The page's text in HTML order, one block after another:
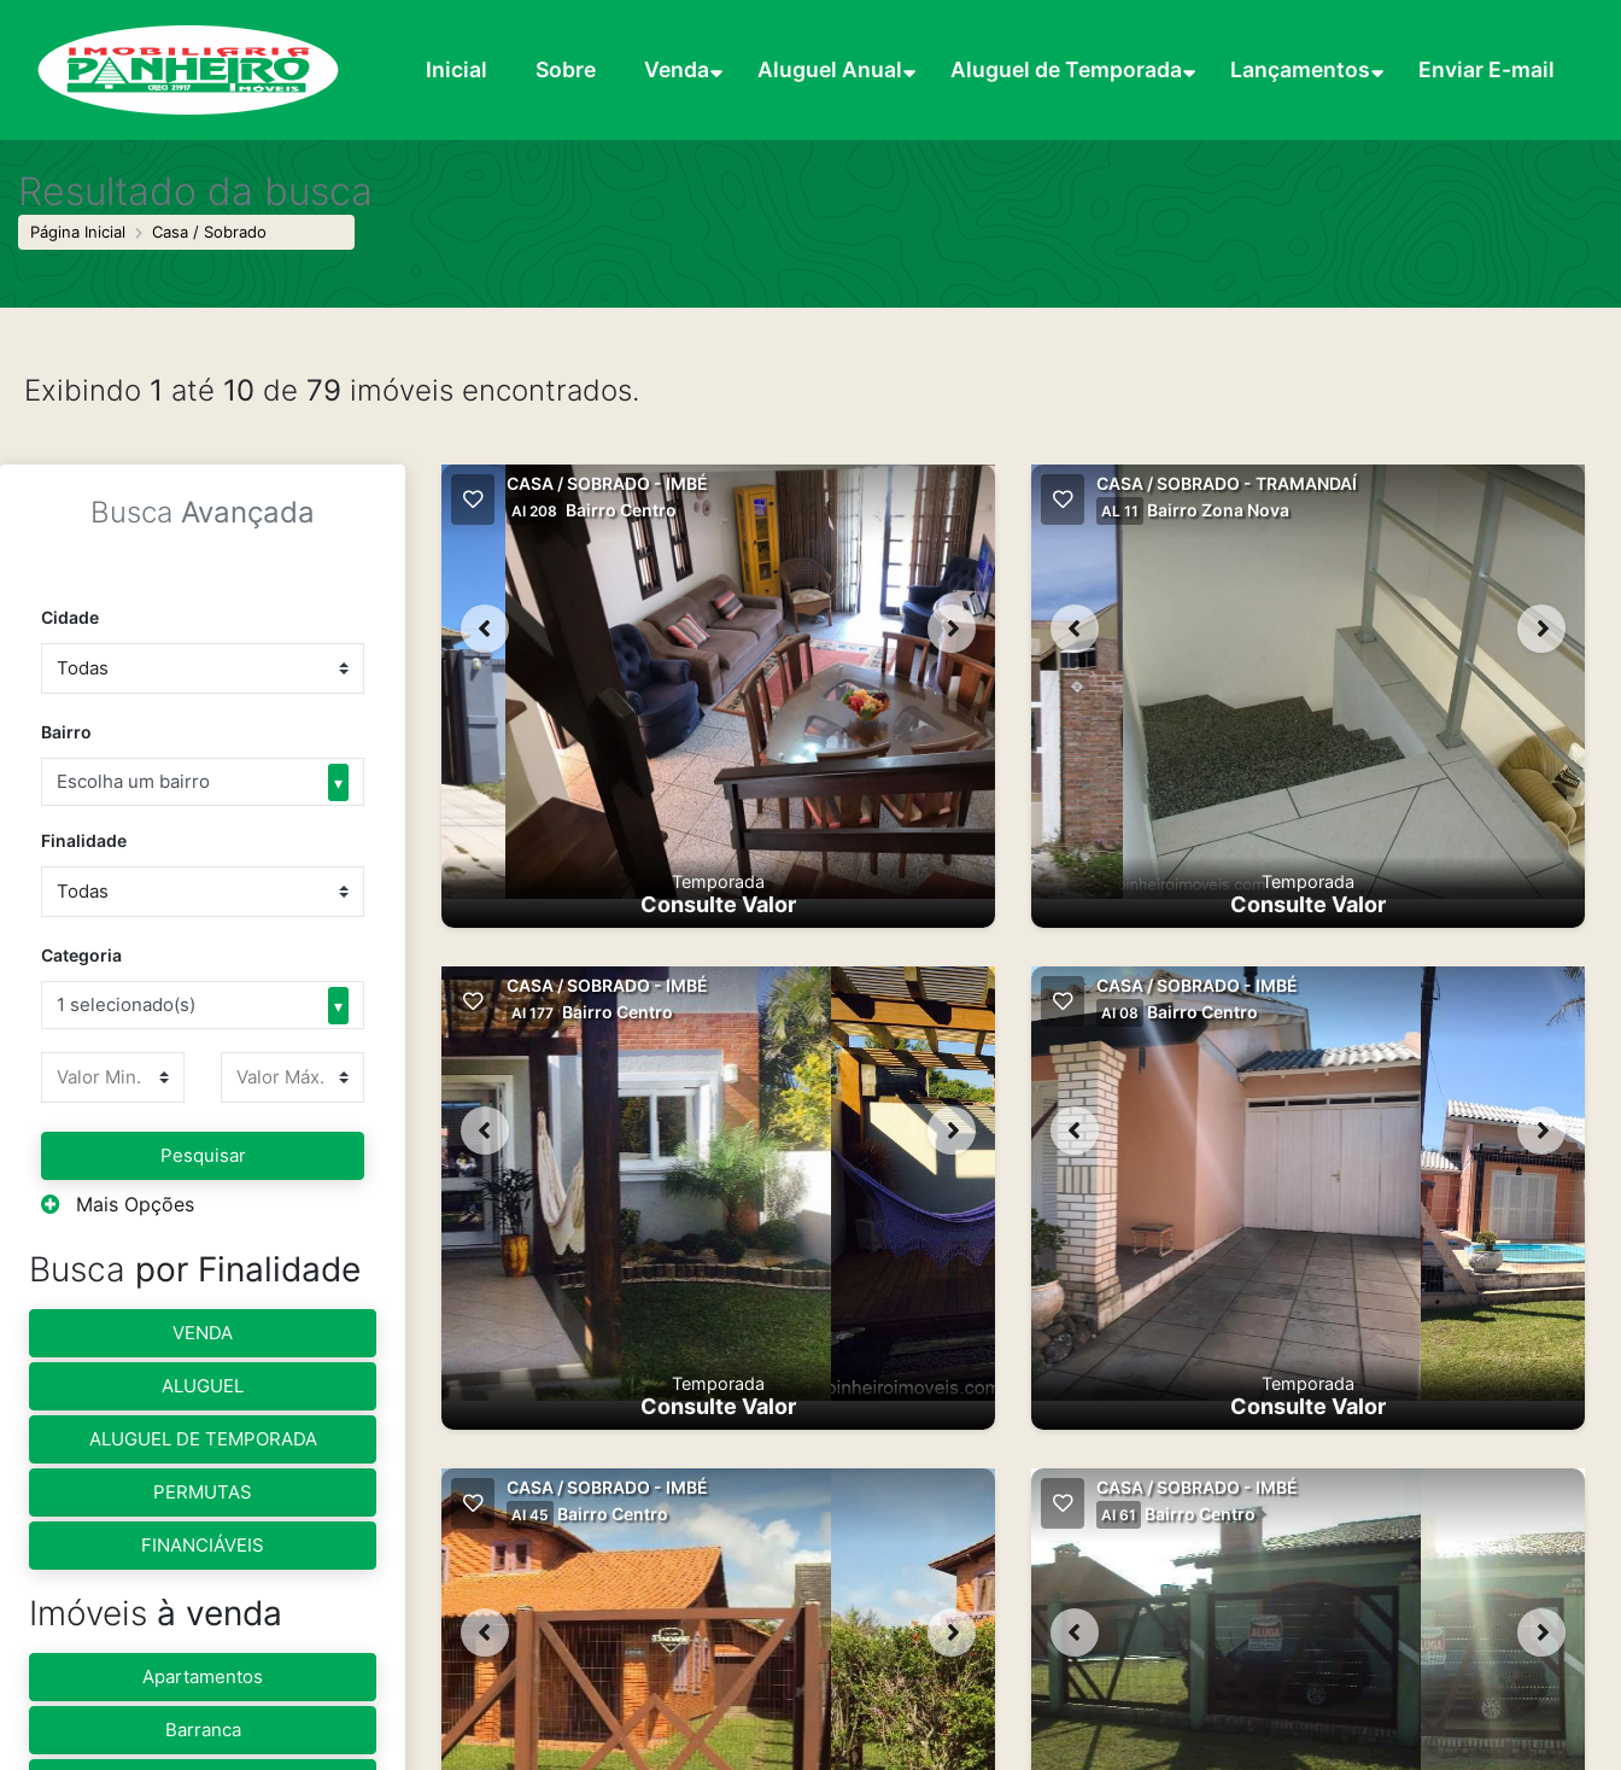
Inicial Sobre Venda Aluguel Anual Aluguel de Temporada Lançamentos Enviar E-mail
Resultado da busca
Página Inicial Casa / Sobrado
Exibindo 1 até 10 de 79 imóveis encontrados.
Busca Avançada
Cidade
Bairro
Escolha um bairro ▾
Finalidade
Categoria
1 selecionado(s) ▾
Pesquisar
Mais Opções
Busca por Finalidade
VENDA
ALUGUEL
ALUGUEL DE TEMPORADA
PERMUTAS
FINANCIÁVEIS
Imóveis à venda
Apartamentos
Barranca
CASA / SOBRADO - IMBÉ
AI 208 Bairro Centro
Temporada
Consulte Valor
CASA / SOBRADO - TRAMANDAÍ
AL 11 Bairro Zona Nova
Temporada
Consulte Valor
CASA / SOBRADO - IMBÉ
AI 177 Bairro Centro
Temporada
Consulte Valor
CASA / SOBRADO - IMBÉ
AI 08 Bairro Centro
Temporada
Consulte Valor
CASA / SOBRADO - IMBÉ
AI 45 Bairro Centro
CASA / SOBRADO - IMBÉ
AI 61 Bairro Centro